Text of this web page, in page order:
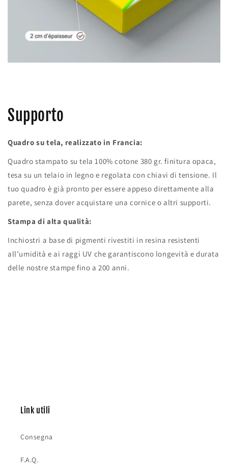
Supporto
Quadro su tela, realizzato in Francia:
Quadro stampato su tela 100% cotone 380 gr. finitura opaca,
tesa su un telaio in legno e regolata con chiavi di tensione. Il
tuo quadro è già pronto per essere appeso direttamente alla
parete, senza dover acquistare una cornice o altri supporti.
Stampa di alta qualità:
Inchiostri a base di pigmenti rivestiti in resina resistenti
all’umidità e ai raggi UV che garantiscono longevità e durata
delle nostre stampe fino a 200 anni.
Link utili
Consegna
F.A.Q.